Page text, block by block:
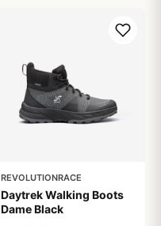
REVOLUTIONRACE
Daytrek Walking Boots
Dame Black